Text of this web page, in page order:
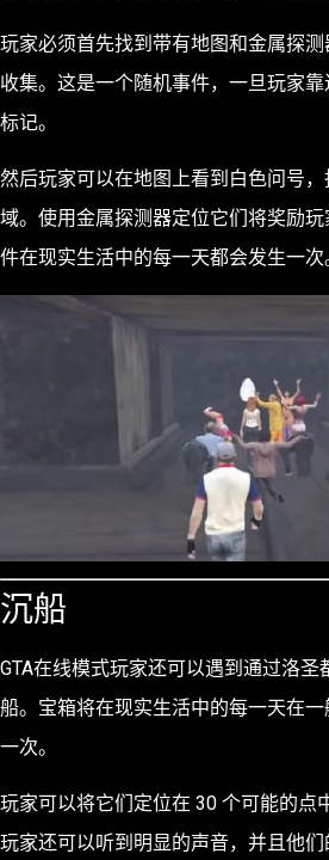
玩家必须首先找到带有地图和金属探
收集。这是一个随机事件，一旦玩家
标记。
然后玩家可以在地图上看到白色问号
域。使用金属探测器定位它们将奖励
件在现实生活中的每一天都会发生一次
沉船
GTA在线模式玩家还可以遇到通过洛圣
船。宝箱将在现实生活中的每一天在
一次。
玩家可以将它们定位在 30 个可能的点
玩家还可以听到明显的声音，并且他们